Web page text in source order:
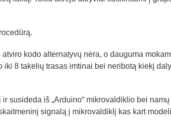
kodo alternatyvų nėra, o dauguma
8 takelių trasas imtinai bei neribotą kiekį
susideda iš „Arduino“ mikrovaldiklio bei namų
signalą į mikrovaldiklį kas kart